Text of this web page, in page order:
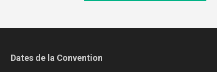
Dates de la Convention